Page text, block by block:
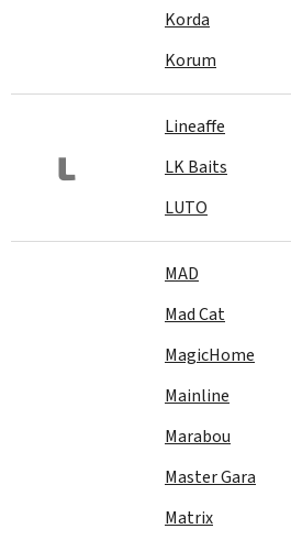
Korda
Korum
L
Lineaffe
LK Baits
LUTO
MAD
Mad Cat
MagicHome
Mainline
Marabou
Master Gara
Matrix